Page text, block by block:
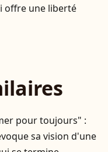
offre une liberté
pour toujours" :
sa vision d'une